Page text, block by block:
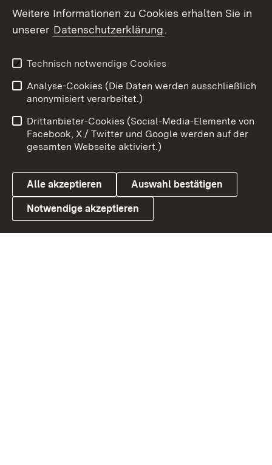
Social Wall
X / Twitter
Youtube
Link zum Landesportal
Benutzungshinweise
Barrierefreiheit
Datenschutz
Cookies
Weitere Informationen zu Cookies erhalten Sie in
unserer Datenschutzerklärung.
Technisch notwendige Cookies
Analyse-Cookies (Die Daten werden ausschließlich
anonymisiert verarbeitet.)
Drittanbieter-Cookies (Social-Media-Elemente von
Facebook, X / Twitter und Google werden auf der
gesamten Webseite aktiviert.)
Alle akzeptieren Auswahl bestätigen
Notwendige akzeptieren